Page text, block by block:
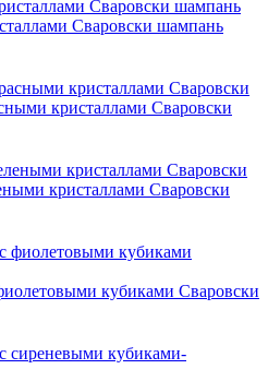
Сваровски шампань
кристаллами Сваровски
кристаллами Сваровски
кубиками Сваровски